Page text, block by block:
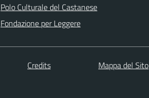
Polo Culturale del Castanese
Fondazione per Leggere
Credits Mappa del Sito